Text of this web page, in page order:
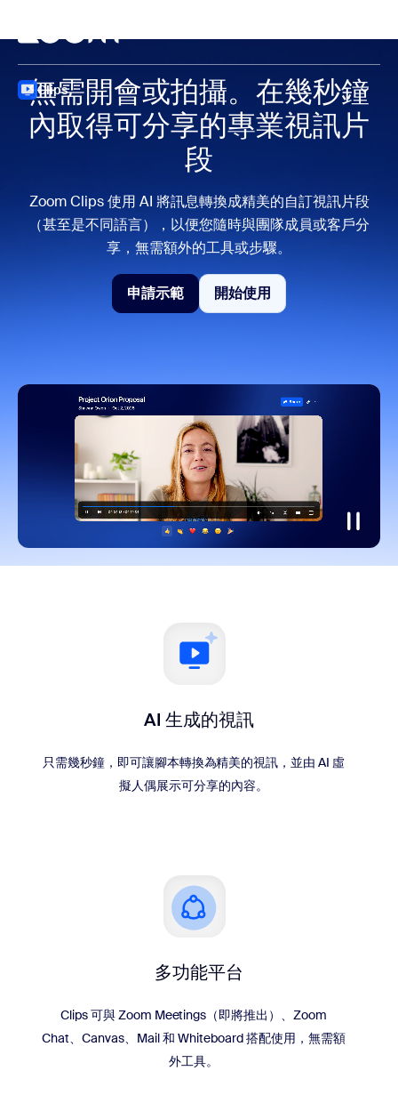
Clips
無需開會或拍攝。 在幾秒鐘
內取得可分享的專業視訊片
段
Zoom Clips 使用 AI 將訊息轉換成精美的自訂視訊片段
（甚至是不同語言），以便您隨時與團隊成員或客戶分
享，無需額外的工具或步驟。
申請示範
申請示範
開始使用
開始使用
AI 生成的視訊
只需幾秒鐘，即可讓腳本轉換為精美的視訊，並由 AI 虛
擬人偶展示可分享的內容。
多功能平台
Clips 可與 Zoom Meetings（即將推出）、Zoom
Chat、Canvas、Mail 和 Whiteboard 搭配使用，無需額
外工具。